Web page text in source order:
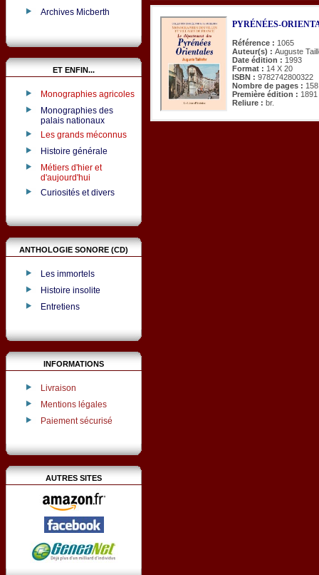
Archives Micberth
ET ENFIN...
Monographies agricoles
Monographies des
palais nationaux
Les grands méconnus
Histoire générale
Métiers d'hier et
d'aujourd'hui
Curiosités et divers
ANTHOLOGIE SONORE (CD)
Les immortels
Histoire insolite
Entretiens
INFORMATIONS
Livraison
Mentions légales
Paiement sécurisé
AUTRES SITES
PYRÉNÉES-
Référence : 1065
Auteur(s) : Auguste
Date édition : 1993
Format : 14 X 20
ISBN : 9782742800322
Nombre de pages : 158
Première édition : 1891
Reliure : br.